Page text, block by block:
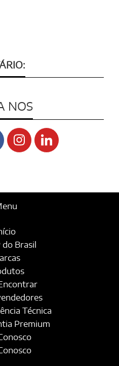
NOS
do Brasil
Técnica
Premium